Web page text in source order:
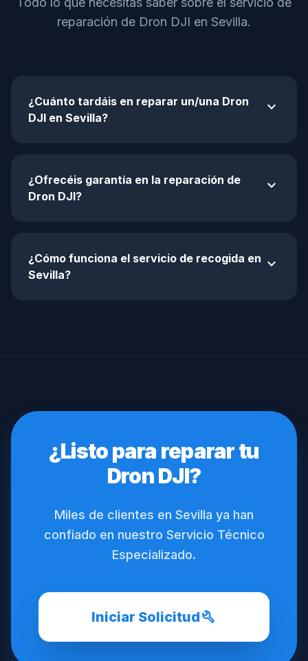
reparación de Dron DJI en Sevilla.
¿Cuánto tardáis en reparar un/una Dron
DJI en Sevilla?
expand_more
¿Ofrecéis garantía en la reparación de
Dron DJI?
expand_more
¿Cómo funciona el servicio de recogida en
Sevilla?
expand_more
¿Listo para reparar tu
Dron DJI?
Miles de clientes en Sevilla ya han
confiado en nuestro Servicio Técnico
Especializado.
Iniciar Solicitudbuild